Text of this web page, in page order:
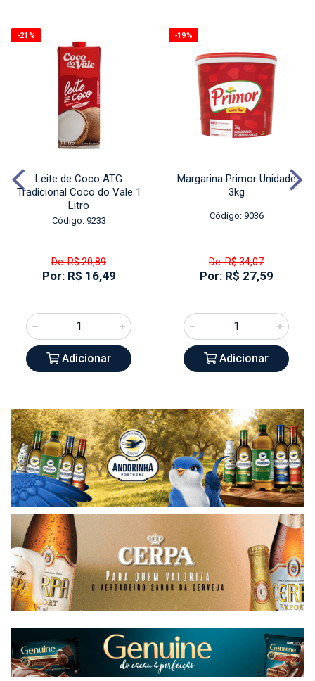
-21%
Leite de Coco ATG
Tradicional Coco do Vale 1
Litro
Código: 9233
De: R$ 20,89
Por: R$ 16,49
Adicionar
-19%
Margarina Primor Unidade
3kg
Código: 9036
De: R$ 34,07
Por: R$ 27,59
Adicionar